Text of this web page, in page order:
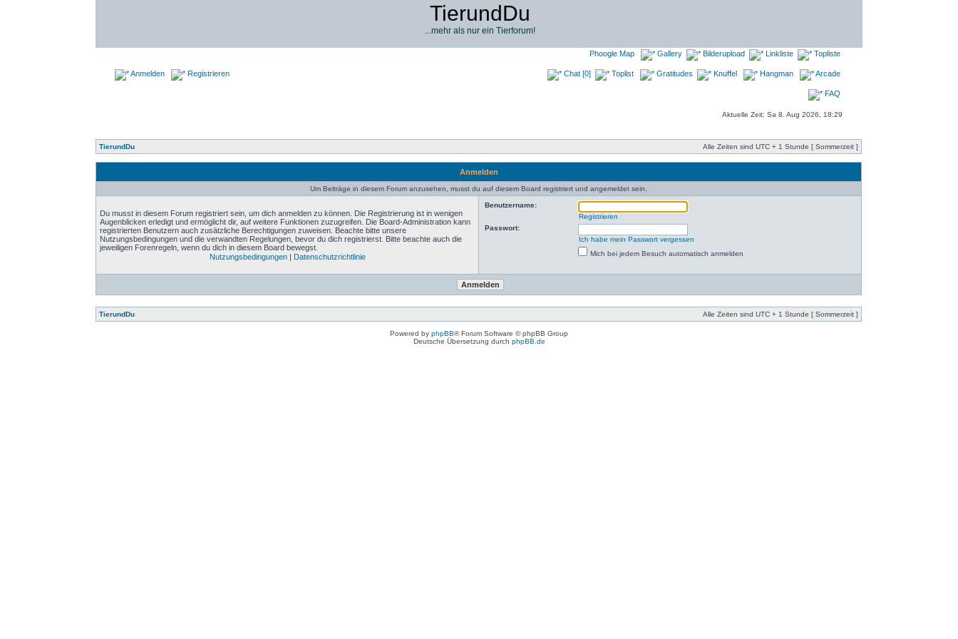
TierundDu
...mehr als nur ein Tierforum!
Anmelden Registrieren
Phoogle Map Gallery Bilderupload Linkliste Topliste
Chat [0] Toplist Gratitudes Knuffel Hangman Arcade
FAQ
Aktuelle Zeit: Sa 8. Aug 2026, 18:29
TierundDu Alle Zeiten sind UTC + 1 Stunde [ Sommerzeit ]
Anmelden
Um Beiträge in diesem Forum anzusehen, musst du auf diesem Board registriert und angemeldet sein.
Du musst in diesem Forum registriert sein, um dich anmelden zu können. Die Registrierung ist in wenigen
Augenblicken erledigt und ermöglicht dir, auf weitere Funktionen zuzugreifen. Die Board-Administration kann
registrierten Benutzern auch zusätzliche Berechtigungen zuweisen. Beachte bitte unsere
Nutzungsbedingungen und die verwandten Regelungen, bevor du dich registrierst. Bitte beachte auch die
jeweiligen Forenregeln, wenn du dich in diesem Board bewegst.
Nutzungsbedingungen| Datenschutzrichtlinie
Benutzername:
Registrieren
Passwort:
Ich habe mein Passwort vergessen
Mich bei jedem Besuch automatisch anmelden
TierundDu Alle Zeiten sind UTC + 1 Stunde [ Sommerzeit ]
Powered by phpBB® Forum Software © phpBB Group
Deutsche Übersetzung durch phpBB.de